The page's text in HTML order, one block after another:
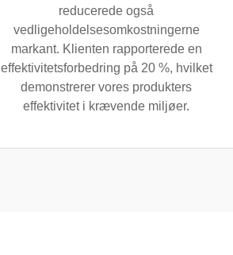
reducerede også
vedligeholdelsesomkostningerne
markant. Klienten rapporterede en
effektivitetsforbedring på 20 %, hvilket
demonstrerer vores produkters
effektivitet i krævende miljøer.